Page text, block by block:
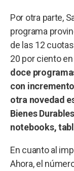
Por otra parte,
programa
de las 12
20 por ciento
doce
con
otra novedad
Bienes
notebooks,
En cuanto al
Ahora, el